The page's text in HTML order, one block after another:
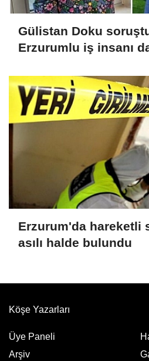
Gülistan Doku
Erzurumlu iş insanı
Erzurum'da hareketli
asılı halde bulundu
Köşe Yazarları
Üye Paneli
Arşiv